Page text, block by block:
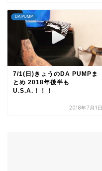
DA PUMP
7/1(日)きょうのDA PUMPま
とめ 2018年後半も
U.S.A.！！！
2018年7月1日